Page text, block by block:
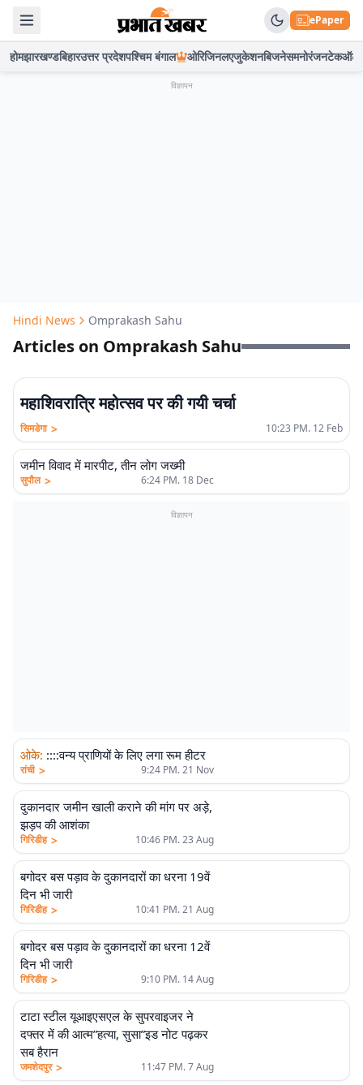
ePaper
होमझारखण्डबिहारउत्तर प्रदेशपश्चिम बंगाल ओरिजिनलएजुकेशनबिजनेसमनोरंजनटेकऑटो
विज्ञापन
Hindi News Omprakash Sahu
Articles on Omprakash Sahu
महाशिवरात्रि महोत्सव पर की गयी चर्चा
सिमडेगा > 10:23 PM. 12 Feb
जमीन विवाद में मारपीट, तीन लोग जख्मी
सुपौल > 6:24 PM. 18 Dec
विज्ञापन
ओके: ::::वन्य प्राणियों के लिए लगा रूम हीटर
रांची > 9:24 PM. 21 Nov
दुकानदार जमीन खाली कराने की मांग पर अड़े,
झड़प की आशंका
गिरिडीह > 10:46 PM. 23 Aug
बगोदर बस पड़ाव के दुकानदारों का धरना 19वें
दिन भी जारी
गिरिडीह > 10:41 PM. 21 Aug
बगोदर बस पड़ाव के दुकानदारों का धरना 12वें
दिन भी जारी
गिरिडीह > 9:10 PM. 14 Aug
टाटा स्टील यूआइएसएल के सुपरवाइजर ने
दफ्तर में की आत्म”हत्या, सुसा”इड नोट पढ़कर
सब हैरान
जमशेदपुर > 11:47 PM. 7 Aug